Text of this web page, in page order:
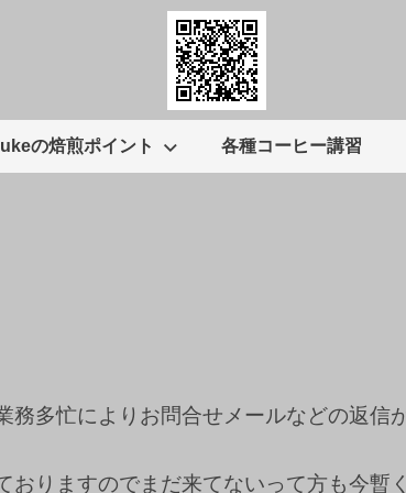
の焙煎ポイント 各種コーヒー講習
務多忙によりお問合せメールなどの返信
おりますのでまだ来てないって方も今暫